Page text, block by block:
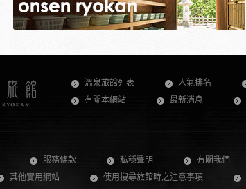
溫泉旅館列表 人氣排名
有關本網站
最新消息
服務條款 私穩聲明 有關我們
其他實用網站 使用搜尋旅館時之注意事項